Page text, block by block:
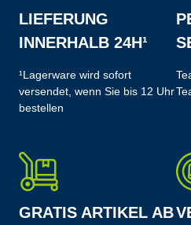
LIEFERUNG
INNERHALB 24H¹
¹Lagerware wird sofort
versendet, wenn Sie bis 12 Uhr
bestellen
GRATIS ARTIKEL AB